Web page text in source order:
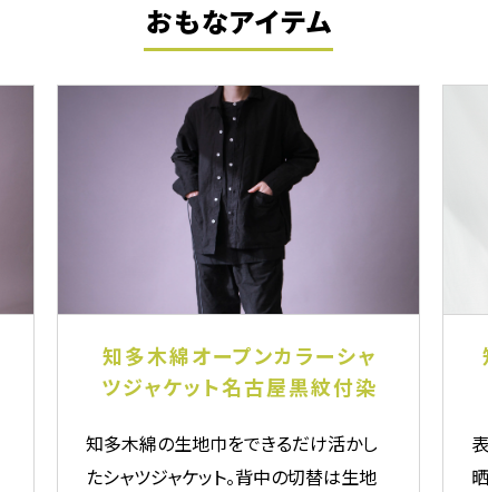
おもなアイテム
知多木綿オープンカラーシャ
ツジャケット名古屋黒紋付染
知多木綿の生地巾をできるだけ活かし
たシャツジャケット。背中の切替は生地